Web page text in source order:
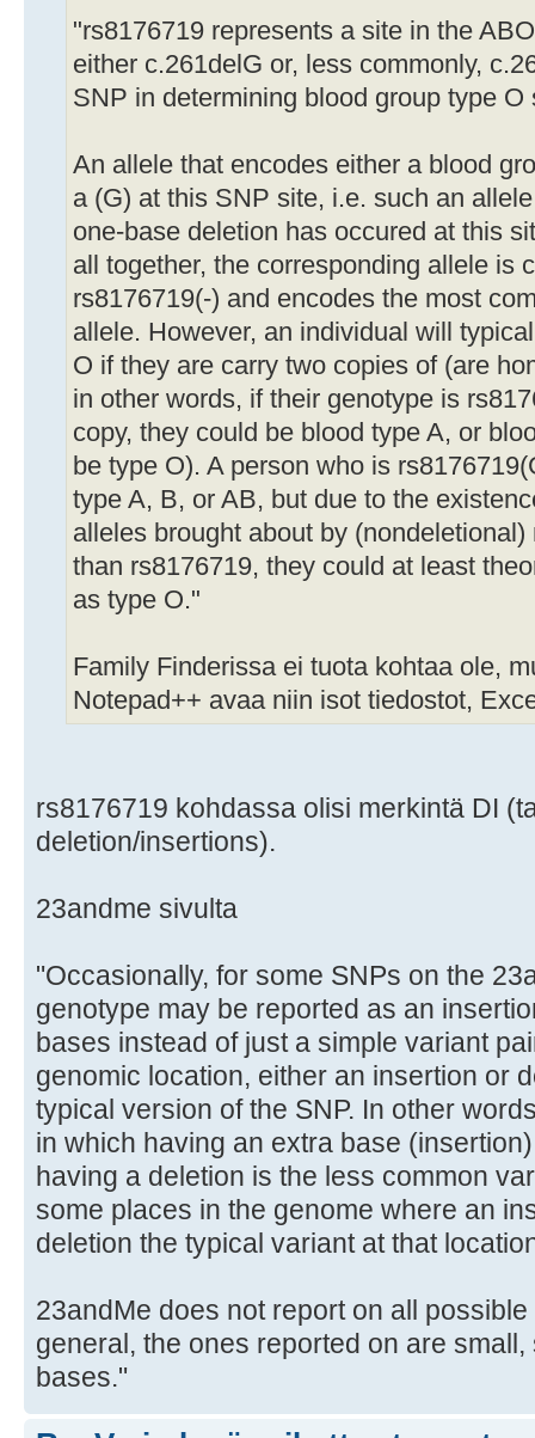
"rs8176719 represents a site in the
either c.261delG or, less commonly,
SNP in determining blood group type
An allele that encodes either a blood
a (G) at this SNP site, i.e. such an
one-base deletion has occured at this
all together, the corresponding allele is
rs8176719(-) and encodes the most
allele. However, an individual will
O if they are carry two copies of (are
in other words, if their genotype is
copy, they could be blood type A, or
be type O). A person who is
type A, B, or AB, but due to the
alleles brought about by
than rs8176719, they could at least
as type O."
Family Finderissa ei tuota kohtaa ole,
Notepad++ avaa niin isot tiedostot,
rs8176719 kohdassa olisi merkintä DI
deletion/insertions).
23andme sivulta
"Occasionally, for some SNPs on the
genotype may be reported as an
bases instead of just a simple variant
genomic location, either an insertion or
typical version of the SNP. In other
in which having an extra base
having a deletion is the less common
some places in the genome where an
deletion the typical variant at that
23andMe does not report on all
general, the ones reported on are
bases."